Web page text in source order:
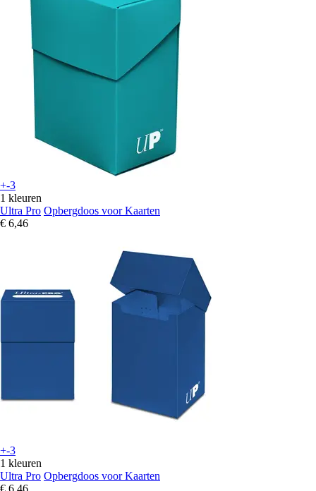
+-3
1 kleuren
Ultra Pro Opbergdoos voor Kaarten
€ 6,46
+-3
1 kleuren
Ultra Pro Opbergdoos voor Kaarten
€ 6,46